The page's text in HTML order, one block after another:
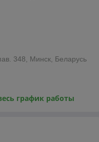
348, Минск, Беларусь
график работы